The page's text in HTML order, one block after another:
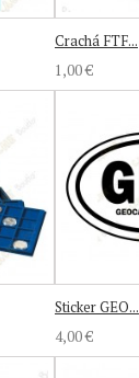
Crachá FTF...
1,00 €
Sticker GEO...
4,00 €